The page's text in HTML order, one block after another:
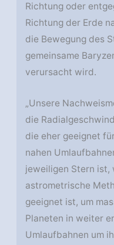
Richtung oder
Richtung der Erde
die Bewegung des
gemeinsame
verursacht wird.
„Unsere
die
die eher geeignet
nahen
jeweiligen Stern ist,
astrometrische
geeignet ist, um
Planeten in weiter
Umlaufbahnen um